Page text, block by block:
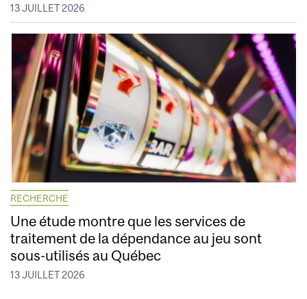
13 JUILLET 2026
RECHERCHE
Une étude montre que les services de
traitement de la dépendance au jeu sont
sous-utilisés au Québec
13 JUILLET 2026